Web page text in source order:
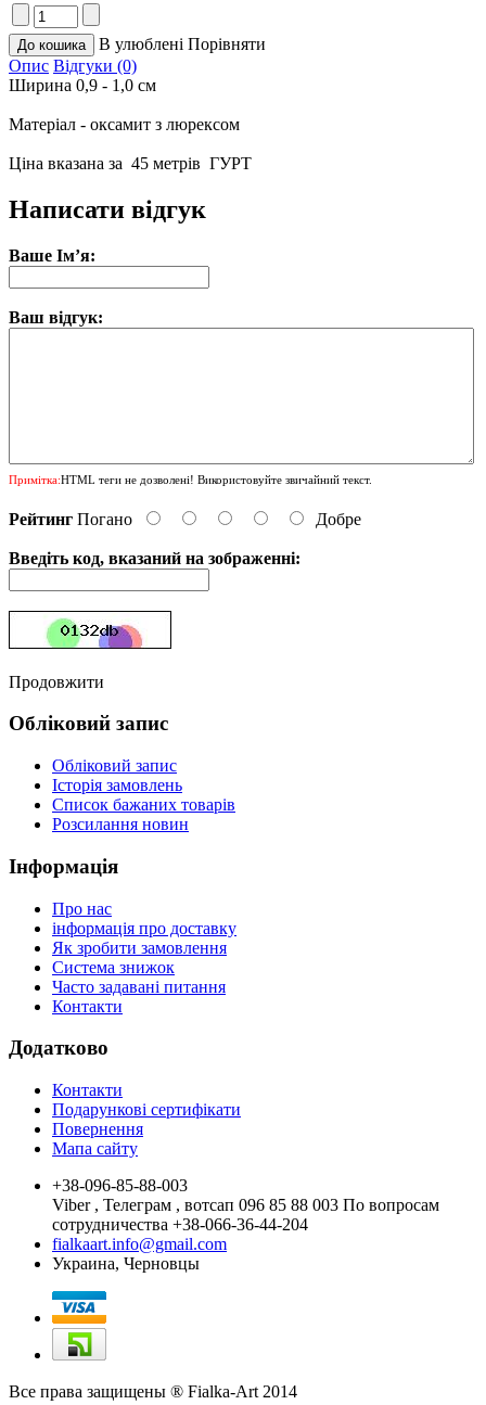
В улюблені Порівняти
Опис Відгуки (0)
Ширина 0,9 - 1,0 см
Матеріал - оксамит з люрексом
Ціна вказана за 45 метрiв ГУРТ
Написати відгук
Ваше Ім’я:
Ваш відгук:
Примітка:HTML теги не дозволені! Використовуйте звичайний текст.
Рейтинг Погано Добре
Введіть код, вказаний на зображенні:
Продовжити
Обліковий запис
Обліковий запис
Історія замовлень
Список бажаних товарів
Розсилання новин
Інформація
Про нас
інформація про доставку
Як зробити замовлення
Система знижок
Часто задавані питання
Контакти
Додатково
Контакти
Подарункові сертифікати
Повернення
Мапа сайту
+38-096-85-88-003
Viber , Телеграм , вотсап 096 85 88 003 По вопросам
сотрудничества +38-066-36-44-204
fialkaart.info@gmail.com
Украина, Черновцы
Все права защищены ® Fialka-Art 2014